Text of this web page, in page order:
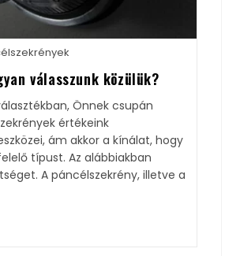
válasszunk közülük?
Önnek csupán
értékeink
ám akkor a kínálat, hogy
típust. Az alábbiakban
A páncélszekrény, illetve a